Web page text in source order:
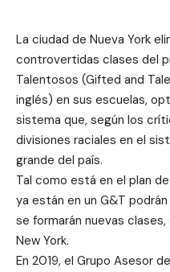
La ciudad de Nueva York
controvertidas clases del
Talentosos (Gifted and
inglés) en sus escuelas,
sistema que, según los
divisiones raciales en el
grande del país.
Tal como está en el plan
ya están en un G&T
se formarán nuevas
New York.
En 2019, el Grupo Asesor